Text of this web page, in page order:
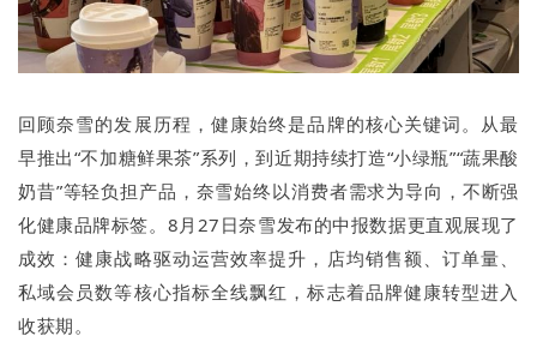
回顾奈雪的发展历程，健康始终是品牌的核心关键词。从最
早推出“不加糖鲜果茶”系列，到近期持续打造“小绿瓶”“蔬果酸
奶昔”等轻负担产品，奈雪始终以消费者需求为导向，不断强
化健康品牌标签。8月27日奈雪发布的中报数据更直观展现了
成效：健康战略驱动运营效率提升，店均销售额、订单量、
私域会员数等核心指标全线飘红，标志着品牌健康转型进入
收获期。